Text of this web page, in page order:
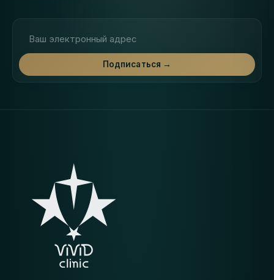
Подписаться →